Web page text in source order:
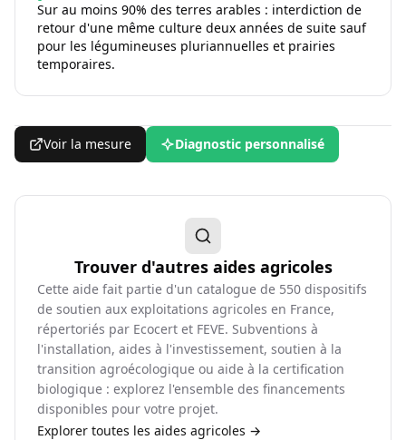
Sur au moins 90% des terres arables : interdiction de
retour d'une même culture deux années de suite sauf
pour les légumineuses pluriannuelles et prairies
temporaires.
Voir la mesure Diagnostic personnalisé
Trouver d'autres aides agricoles
Cette aide fait partie d'un catalogue de 550 dispositifs
de soutien aux exploitations agricoles en France,
répertoriés par Ecocert et FEVE. Subventions à
l'installation, aides à l'investissement, soutien à la
transition agroécologique ou aide à la certification
biologique : explorez l'ensemble des financements
disponibles pour votre projet.
Explorer toutes les aides agricoles →